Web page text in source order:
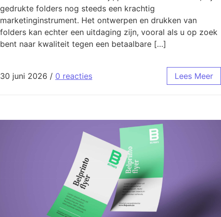
gedrukte folders nog steeds een krachtig
marketinginstrument. Het ontwerpen en drukken van
folders kan echter een uitdaging zijn, vooral als u op zoek
bent naar kwaliteit tegen een betaalbare […]
30 juni 2026 / 0 reacties Lees Meer